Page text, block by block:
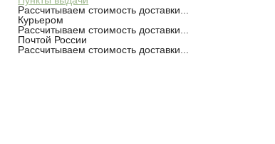
Рассчитываем стоимость доставки...
Курьером
Рассчитываем стоимость доставки...
Почтой России
Рассчитываем стоимость доставки...